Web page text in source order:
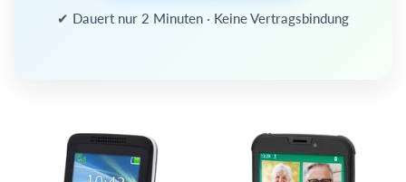
✔ Dauert nur 2 Minuten · Keine Vertragsbindung